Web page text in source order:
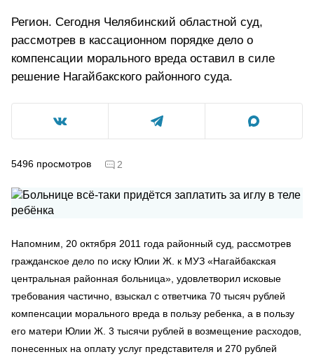
Регион. Сегодня Челябинский областной суд,
рассмотрев в кассационном порядке дело о
компенсации морального вреда оставил в силе
решение Нагайбакского районного суда.
5496 просмотров 2
Напомним, 20 октября 2011 года районный суд, рассмотрев
гражданское дело по иску Юлии Ж. к МУЗ «Нагайбакская
центральная районная больница», удовлетворил исковые
требования частично, взыскал с ответчика 70 тысяч рублей
компенсации морального вреда в пользу ребенка, а в пользу
его матери Юлии Ж. 3 тысячи рублей в возмещение расходов,
понесенных на оплату услуг представителя и 270 рублей